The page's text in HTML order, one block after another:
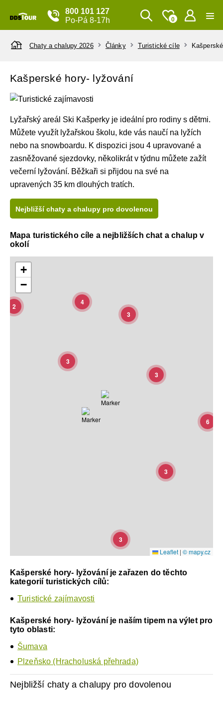
800 101 127
Po-Pá 8-17h
0
Chaty a chalupy 2026 Články Turistické cíle
Kašperské hory- lyžování
Lyžařský areál Ski Kašperky je ideální pro rodiny s dětmi.
Můžete využít lyžařskou školu, kde vás naučí na lyžích
nebo na snowboardu. K dispozici jsou 4 upravované a
zasněžované sjezdovky, několikrát v týdnu můžete zažít
večerní lyžování. Běžkaři si přijdou na své na
upravených 35 km dlouhých tratích.
Nejbližší chaty a chalupy pro dovolenou
Mapa turistického cíle a nejbližších chat a chalup v
okolí
2
3
4
3
3
3
3
6
+
−
Leaflet | © mapy.cz
Kašperské hory- lyžování je zařazen do těchto
kategorií turistických cílů:
Turistické zajímavosti
Kašperské hory- lyžování je naším tipem na výlet pro
tyto oblasti:
Šumava
Plzeňsko (Hracholuská přehrada)
Nejbližší chaty a chalupy pro dovolenou